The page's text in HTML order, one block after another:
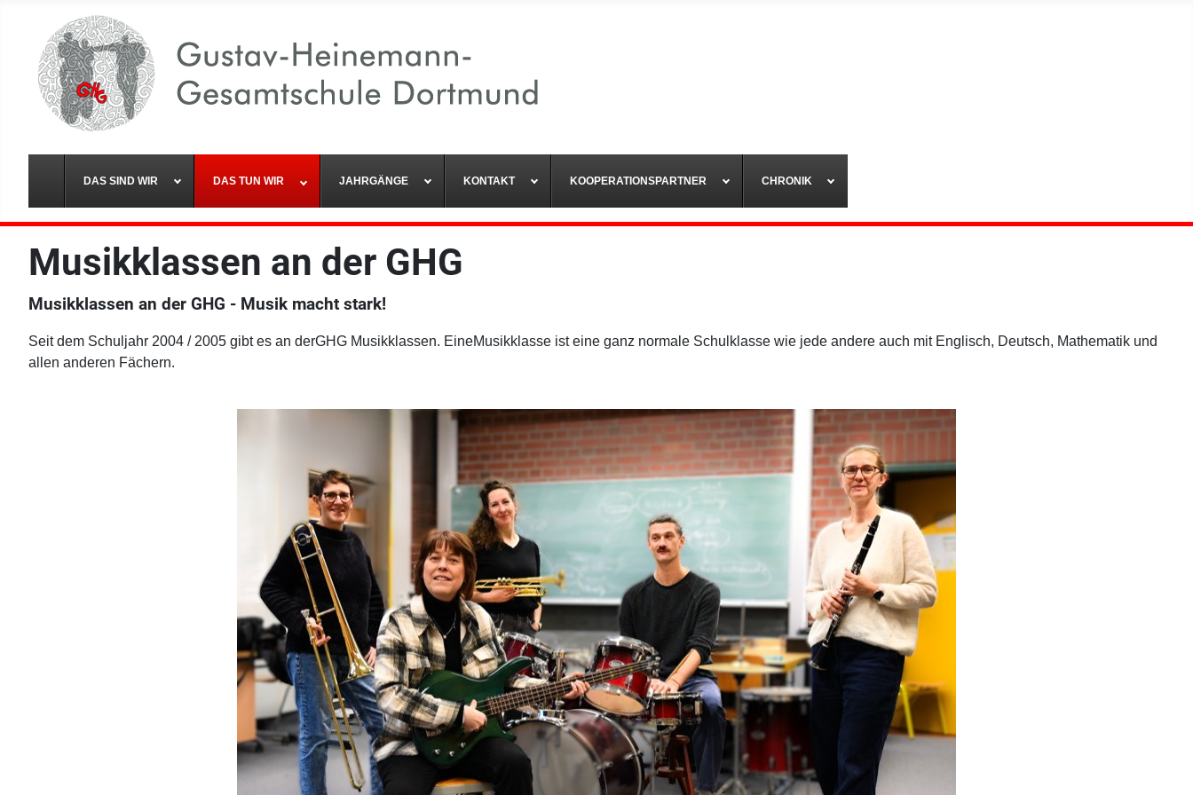
DAS SIND WIR DAS TUN WIR JAHRGÄNGE KONTAKT KOOPERATIONSPARTNER CHRONIK
Musikklassen an der GHG
Musikklassen an der GHG - Musik macht stark!
Seit dem Schuljahr 2004 / 2005 gibt es an derGHG Musikklassen. EineMusikklasse ist eine ganz normale Schulklasse wie jede andere auch mit Englisch, Deutsch, Mathematik und
allen anderen Fächern.